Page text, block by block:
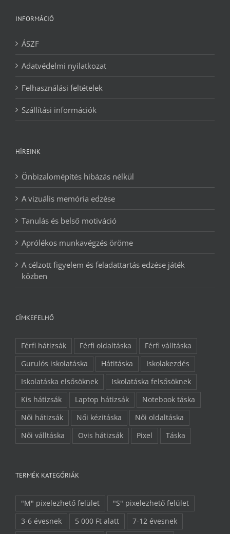
INFORMÁCIÓ
ÁSZF
Adatvédelmi nyilatkozat
Felhasználási feltételek
Szállítási információk
HÍREINK
Önbizalomépítés hibázás nélkül
A vizuális memória edzése
Tanulás és belső motiváció
Aprólékos munkavégzés öröme
A célzott figyelem és feladattartás edzése játék
közben
CÍMKEFELHŐ
Férfi hátizsák Férfi oldaltáska
Férfi válltáska
Gurulós iskolatáska
Hátitáska
Iskolakezdés
Iskolatáska elsősöknek
Iskolatáska felsősöknek
Kis hátizsák
Laptop hátizsák
Notebook táska
Női hátizsák
Női kézitáska
Női oldaltáska
Női válltáska
Ovis hátizsák Pixel Táska
TERMÉK KATEGÓRIÁK
"M" pixelezhető felület
"S" pixelezhető felület
3-6 évesnek
5 000 Ft alatt
7-12 évesnek